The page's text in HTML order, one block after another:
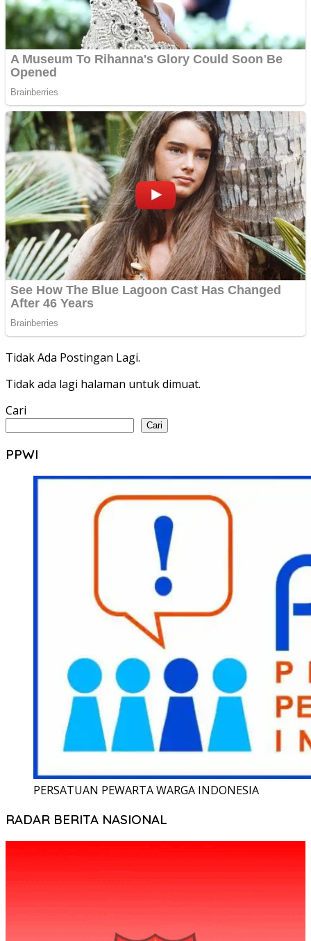
Tidak Ada Postingan Lagi.
Tidak ada lagi halaman untuk dimuat.
Cari
Cari
PPWI
PERSATUAN PEWARTA WARGA INDONESIA
RADAR BERITA NASIONAL